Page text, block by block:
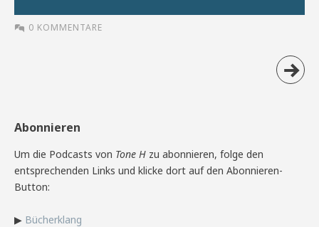
0 KOMMENTARE
Abonnieren
Um die Podcasts von Tone H zu abonnieren, folge den
entsprechenden Links und klicke dort auf den Abonnieren-
Button:
▶ Bücherklang